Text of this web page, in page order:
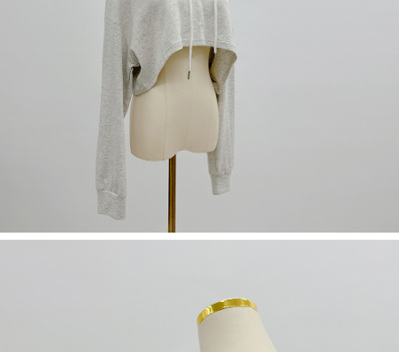
恩沛科技股份有限公司將有權停止該用戶之使用額度並採取法律行動。